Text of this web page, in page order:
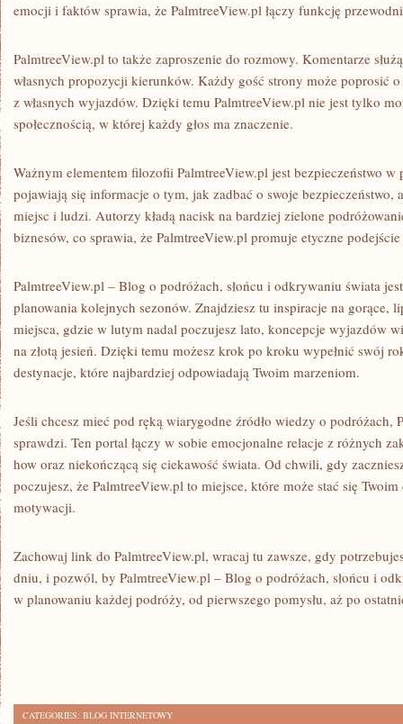
emocji i faktów sprawia, że PalmtreeView.pl łączy funkcję
PalmtreeView.pl to także zaproszenie do rozmowy. Komentarze
własnych propozycji kierunków. Każdy gość strony może poprosić
z własnych wyjazdów. Dzięki temu PalmtreeView.pl nie jest tylko
społecznością, w której każdy głos ma znaczenie.
Ważnym elementem filozofii PalmtreeView.pl jest bezpieczeństwo w
pojawiają się informacje o tym, jak zadbać o swoje bezpieczeństwo,
miejsc i ludzi. Autorzy kładą nacisk na bardziej zielone
biznesów, co sprawia, że PalmtreeView.pl promuje etyczne
PalmtreeView.pl – Blog o podróżach, słońcu i odkrywaniu świata
planowania kolejnych sezonów. Znajdziesz tu inspiracje na gorące,
miejsca, gdzie w lutym nadal poczujesz lato, koncepcje wyjazdów
na złotą jesień. Dzięki temu możesz krok po kroku wypełnić swój
destynacje, które najbardziej odpowiadają Twoim marzeniom.
Jeśli chcesz mieć pod ręką wiarygodne źródło wiedzy o podróżach,
sprawdzi. Ten portal łączy w sobie emocjonalne relacje z różnych
how oraz niekończącą się ciekawość świata. Od chwili, gdy
poczujesz, że PalmtreeView.pl to miejsce, które może stać się
motywacji.
Zachowaj link do PalmtreeView.pl, wracaj tu zawsze, gdy
dniu, i pozwól, by PalmtreeView.pl – Blog o podróżach, słońcu i
w planowaniu każdej podróży, od pierwszego pomysłu, aż po
CATEGORIES: BLOG INTERNETOWY